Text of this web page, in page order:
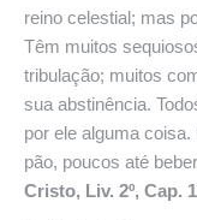
reino celestial; mas
Têm muitos
tribulação; muitos
sua abstinência.
por ele alguma
pão, poucos até
Cristo, Liv. 2º, Cap.